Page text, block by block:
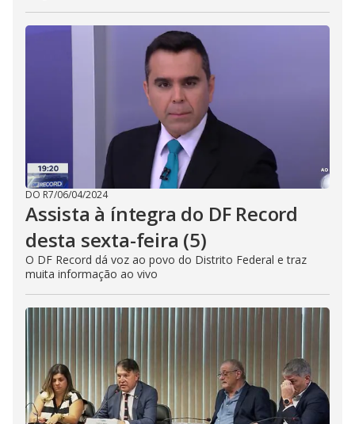
DO R7/06/04/2024
Assista à íntegra do DF Record
desta sexta-feira (5)
O DF Record dá voz ao povo do Distrito Federal e traz
muita informação ao vivo